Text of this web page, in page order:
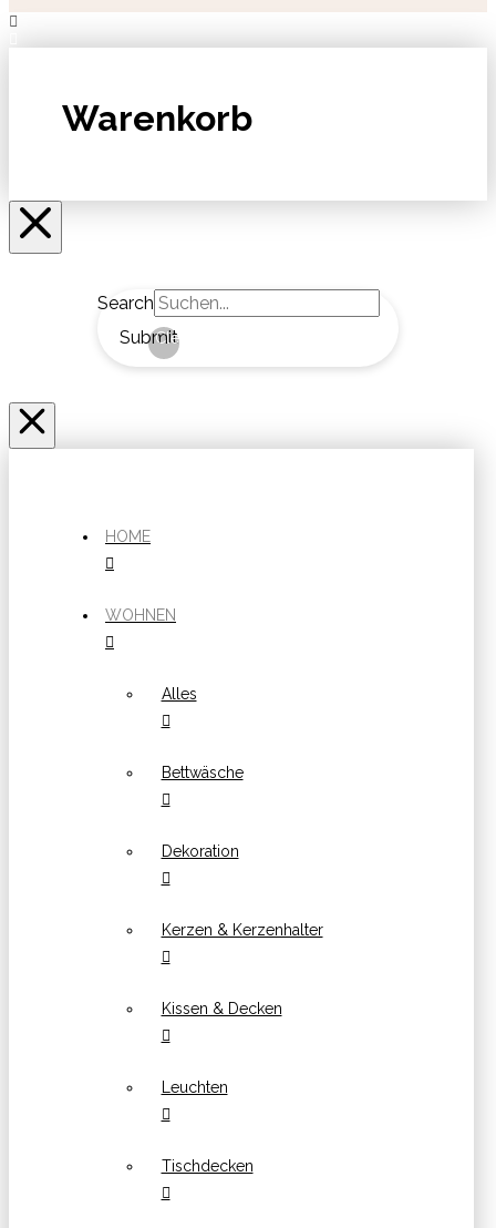
Warenkorb
Search
Submit
Clear
HOME
WOHNEN
Alles
Bettwäsche
Dekoration
Kerzen & Kerzenhalter
Kissen & Decken
Leuchten
Tischdecken